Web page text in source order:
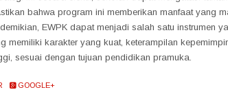
bahwa program ini memberikan manfaat yang
EWPK dapat menjadi salah satu instrumen
memiliki karakter yang kuat, keterampilan
sesuai dengan tujuan pendidikan pramuka.
GOOGLE+